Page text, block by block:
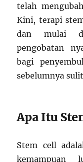
telah
Kini, terapi
dan mulai
pengobatan
bagi
sebelumnya
Apa Itu
Stem cell
kemampuan